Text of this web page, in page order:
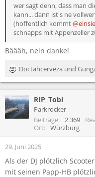
wer sagt denn, dass man
kann... dann ist's ne
(hoffentlich kommt
schnapps mit Appenzeller
Bäääh, nein danke!
R
e
k
t
i
n
e
:
Doctahcerveza und
RIP_Tobi
Parkrocker
Beiträge
2.369
Ort
Würzburg
29. Juni 2025
Als der DJ plötzlich
mit seinen Papp-HB